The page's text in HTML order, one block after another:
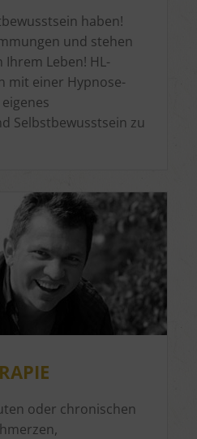
haben!
und stehen
Ihrem Leben! HL-
mit einer Hypnose-
Selbstbewusstsein zu
oder chronischen